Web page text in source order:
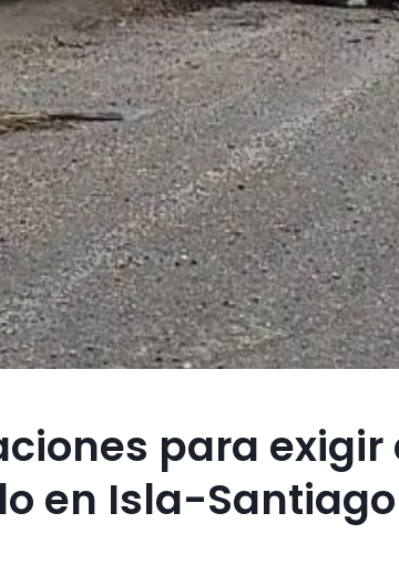
para exigir
en Isla-Santiago